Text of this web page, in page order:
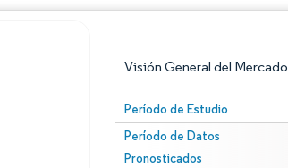
Visión General del Mercado
Período de Estudio
Período de Datos
Pronosticados